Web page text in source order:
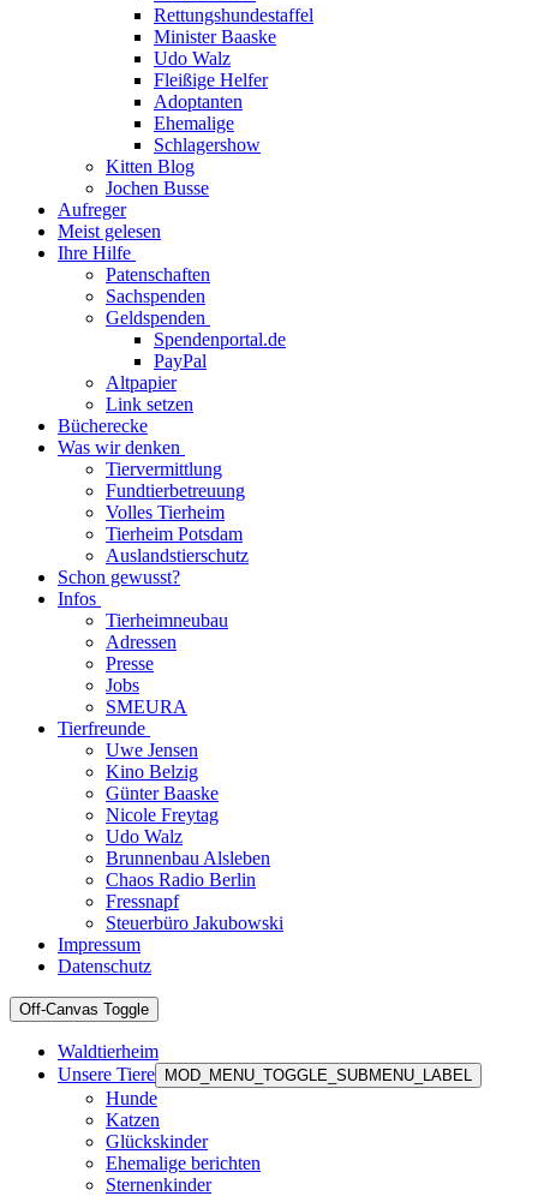
Rettungshundestaffel
Minister Baaske
Udo Walz
Fleißige Helfer
Adoptanten
Ehemalige
Schlagershow
Kitten Blog
Jochen Busse
Aufreger
Meist gelesen
Ihre Hilfe
Patenschaften
Sachspenden
Geldspenden
Spendenportal.de
PayPal
Altpapier
Link setzen
Bücherecke
Was wir denken
Tiervermittlung
Fundtierbetreuung
Volles Tierheim
Tierheim Potsdam
Auslandstierschutz
Schon gewusst?
Infos
Tierheimneubau
Adressen
Presse
Jobs
SMEURA
Tierfreunde
Uwe Jensen
Kino Belzig
Günter Baaske
Nicole Freytag
Udo Walz
Brunnenbau Alsleben
Chaos Radio Berlin
Fressnapf
Steuerbüro Jakubowski
Impressum
Datenschutz
Off-Canvas Toggle
Waldtierheim
Unsere Tiere
MOD_MENU_TOGGLE_SUBMENU_LABEL
Hunde
Katzen
Glückskinder
Ehemalige berichten
Sternenkinder